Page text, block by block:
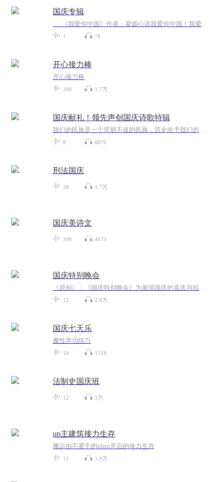
国庆专辑
《我爱你中国》作者：凝嫣心语我爱你中国！我爱你春天蓬勃的秧苗；我爱你秋日金黄的硕果。我爱你中国！我爱你青松气质，我爱你红梅品格！我爱你家乡的甜蔗好像乳汁滋润着我的心窝。我爱你中国，我要把最美的歌儿献给你，我的母亲我的祖国。我爱你中国，我爱...
1 78
开心接力棒
开心接力棒
200 1.7万
国庆献礼！领先声创国庆诗歌特辑
我们的民族是一个坚韧不拔的民族，历史给予我们的苦难都变成了闪着金光的勋章！我们的国家是一个龙腾虎跃的国家，那条巨龙正以不可阻挡之势崛起于神奇的东方！------------------------------------------------值此祖国70周年华诞之际，领先声创以诗歌向祖国献礼！用我们的声音、用我们的热血、用我们的灵魂诵读经典爱国篇章，歌颂我们的祖国！永远繁荣富强！
8 6076
刑法国庆
26 1.7万
国庆美诗文
108 4173
国庆特别晚会
《原创》：《国庆特别晚会》为展现国庆的喜庆与祖国的深情我将以具体的场景切入从清晨升旗的庄严到街头巷尾的欢庆到历史与当下的交融，用优美的笔触传递对祖国的热爱与自豪！用诗歌和情感美文形式，歌颂祖国的繁荣富强，祝人民幸福安康！
12 2.9万
国庆七天乐
魔性早功练习
10 1518
法制史国庆班
12 1万
up主建筑接力生存
搬运由不爱干的libro开启的接力生存
12 1.9万